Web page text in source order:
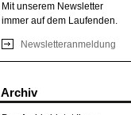
Mit unserem Newsletter
immer auf dem Laufenden.
Newsletteranmeldung
Archiv